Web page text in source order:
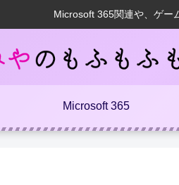
Microsoft 365関連や、ゲー
Microsoft 365